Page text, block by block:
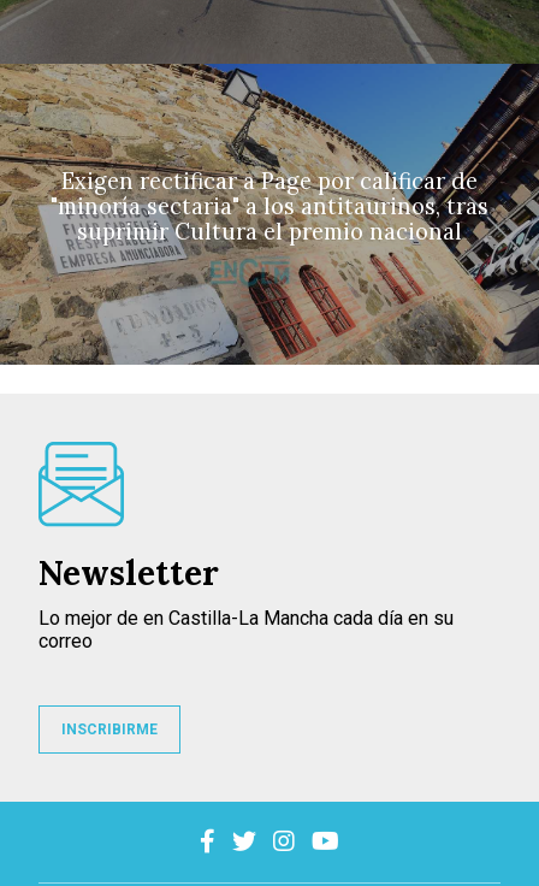
Exigen rectificar a Page por calificar de
"minoría sectaria" a los antitaurinos, tras
suprimir Cultura el premio nacional
Newsletter
Lo mejor de en Castilla-La Mancha cada día en su
correo
INSCRIBIRME